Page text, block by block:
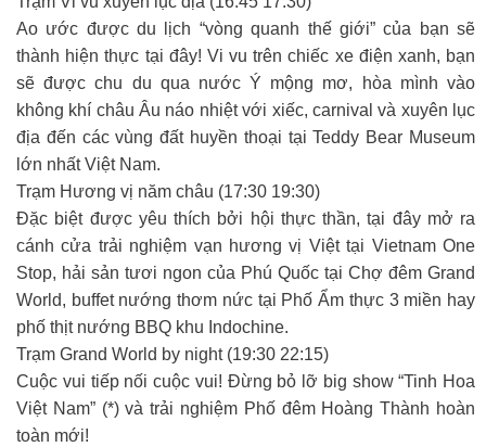
Ao ước được du lịch “vòng quanh thế giới” của bạn sẽ
thành hiện thực tại đây! Vi vu trên chiếc xe điện xanh, bạn
sẽ được chu du qua nước Ý mộng mơ, hòa mình vào
không khí châu Âu náo nhiệt với xiếc, carnival và xuyên lục
địa đến các vùng đất huyền thoại tại Teddy Bear Museum
lớn nhất Việt Nam.
Trạm Hương vị năm châu (17:30 19:30)
Đặc biệt được yêu thích bởi hội thực thần, tại đây mở ra
cánh cửa trải nghiệm vạn hương vị Việt tại Vietnam One
Stop, hải sản tươi ngon của Phú Quốc tại Chợ đêm Grand
World, buffet nướng thơm nức tại Phố Ẩm thực 3 miền hay
phố thịt nướng BBQ khu Indochine.
Trạm Grand World by night (19:30 22:15)
Cuộc vui tiếp nối cuộc vui! Đừng bỏ lỡ big show “Tinh Hoa
Việt Nam” (*) và trải nghiệm Phố đêm Hoàng Thành hoàn
toàn mới!